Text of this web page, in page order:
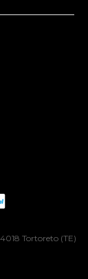
Tortoreto (TE)